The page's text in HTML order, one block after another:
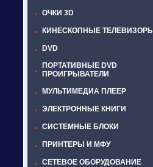
ОЧКИ 3D
КИНЕСКОПНЫЕ ТЕЛЕВИЗОРЫ
DVD
ПОРТАТИВНЫЕ DVD
ПРОИГРЫВАТЕЛИ
МУЛЬТИМЕДИА ПЛЕЕР
ЭЛЕКТРОННЫЕ КНИГИ
СИСТЕМНЫЕ БЛОКИ
ПРИНТЕРЫ И МФУ
СЕТЕВОЕ ОБОРУДОВАНИЕ